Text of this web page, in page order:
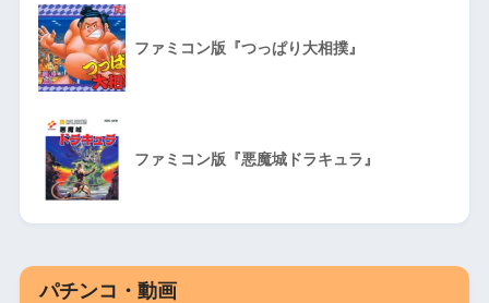
ファミコン版『つっぱり大相撲』
ファミコン版『悪魔城ドラキュラ』
パチンコ・動画